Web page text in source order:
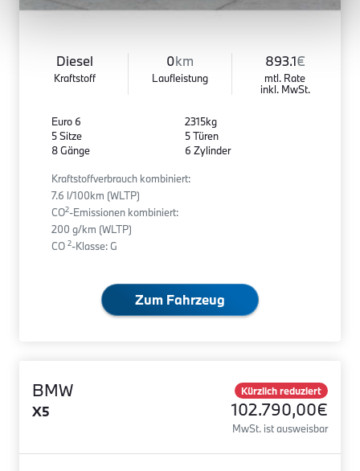
Diesel
Kraftstoff
0km
Laufleistung
893.1€
mtl. Rate
inkl. MwSt.
Euro 6
5 Sitze
8 Gänge
2315kg
5 Türen
6 Zylinder
Kraftstoffverbrauch kombiniert:
7.6 l/100km (WLTP)
CO2-Emissionen kombiniert:
200 g/km (WLTP)
CO 2-Klasse: G
Zum Fahrzeug
BMW
X5
Kürzlich reduziert
102.790,00€
MwSt. ist ausweisbar